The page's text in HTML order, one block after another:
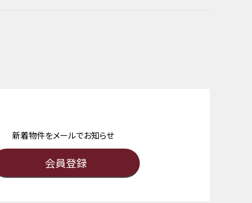
新着物件をメールでお知らせ
会員登録